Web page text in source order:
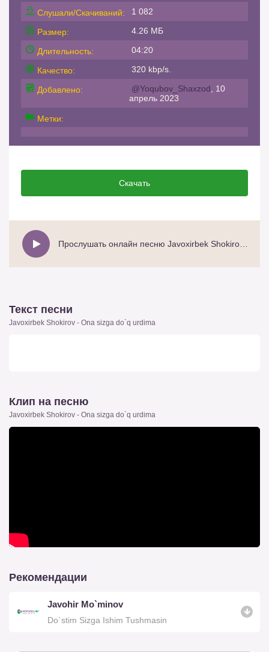
Слушали/Скачиваний:
1 082
Размер: 4.26 МБ
Длительность: 04:20
Качество: 320 kbp/s.
Добавлено: @Yoqubov_Shaxzod , 10
апрель 2023
Метки:
Скачать
Текст песни
Javoxirbek Shokirov - Ona sizga do`q urdima
Клип на песню
Javoxirbek Shokirov - Ona sizga do`q urdima
Рекомендации
Javohir Mo`minov
Do`stim Sizga Ishim Tushmasin